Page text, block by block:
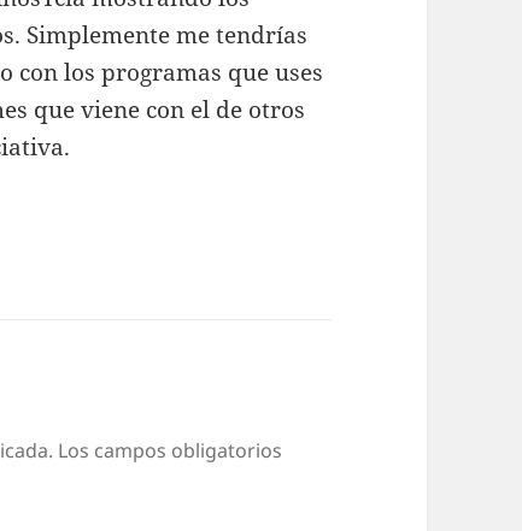
Simplemente me tendrías
con los programas que uses
que viene con el de otros
Los campos obligatorios